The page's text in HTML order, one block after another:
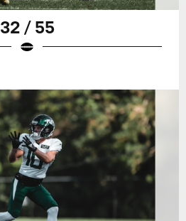
32 / 55